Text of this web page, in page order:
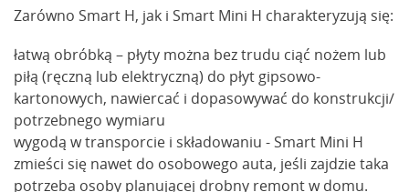
Zarówno Smart H, jak i Smart Mini H charakteryzują się:
łatwą obróbką – płyty można bez trudu ciąć nożem lub
piłą (ręczną lub elektryczną) do płyt gipsowo-
kartonowych, nawiercać i dopasowywać do konstrukcji/
potrzebnego wymiaru
wygodą w transporcie i składowaniu - Smart Mini H
zmieści się nawet do osobowego auta, jeśli zajdzie taka
potrzeba osoby planującej drobny remont w domu.